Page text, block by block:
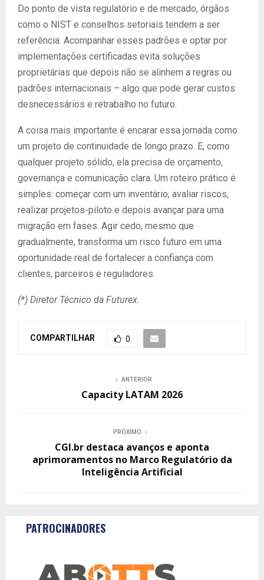
Do ponto de vista regulatório e de mercado, órgãos
como o NIST e conselhos setoriais tendem a ser
referência. Acompanhar esses padrões e optar por
implementações certificadas evita soluções
proprietárias que depois não se alinhem a regras ou
padrões internacionais – algo que pode gerar custos
desnecessários e retrabalho no futuro.
A coisa mais importante é encarar essa jornada como
um projeto de continuidade de longo prazo. E, como
qualquer projeto sólido, ela precisa de orçamento,
governança e comunicação clara. Um roteiro prático é
simples: começar com um inventário, avaliar riscos,
realizar projetos-piloto e depois avançar para uma
migração em fases. Agir cedo, mesmo que
gradualmente, transforma um risco futuro em uma
oportunidade real de fortalecer a confiança com
clientes, parceiros e reguladores.
(*) Diretor Técnico da Futurex.
COMPARTILHAR 0
ANTERIOR
Capacity LATAM 2026
PRÓXIMO
CGI.br destaca avanços e aponta
aprimoramentos no Marco Regulatório da
Inteligência Artificial
PATROCINADORES